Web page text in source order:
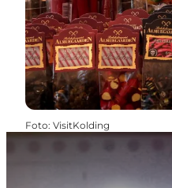
Foto: VisitKolding